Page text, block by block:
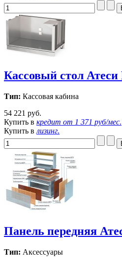
Кассовый стол Атеси
Тип: Кассовая кабина
54 221 руб.
Купить в кредит от 1 371 руб/мес.
Купить в лизинг.
Панель передняя
Тип: Аксессуары